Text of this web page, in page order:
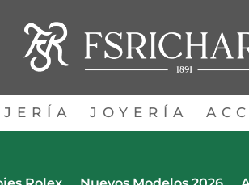
JOYERÍA